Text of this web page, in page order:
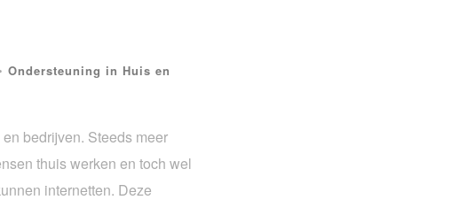
•Ondersteuning in Huis en
bedrijven. Steeds meer
thuis werken en toch wel
internetten. Deze